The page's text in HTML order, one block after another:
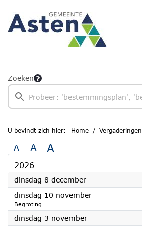
Ga naar de inhoud van deze pagina
Ga naar het zoeken
Ga naar het menu
Zoeken
U bevindt zich hier: Home Vergaderingen
A A A
2026
dinsdag 8 december2026
dinsdag 10 november2026
Begroting
dinsdag 3 november2026